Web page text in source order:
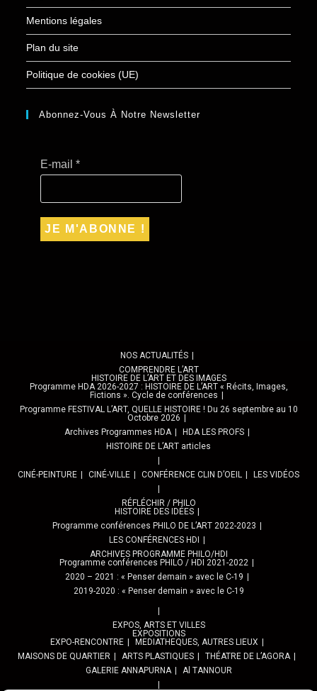
Mentions légales
Plan du site
Politique de cookies (UE)
Abonnez-Vous À Notre Newsletter
E-mail*
NOS ACTUALITÉS
COMPRENDRE L’ART
HISTOIRE DE L’ART ET DES IMAGES
Programme HDA 2026-2027 : HISTOIRE DE L’ART « Récits, Images,
Fictions ». Cycle de conférences
Programme FESTIVAL L’ART, QUELLE HISTOIRE ! Du 26 septembre au 10
Octobre 2026
Archives Programmes HDA
HDA LES PROFS
HISTOIRE DE L’ART articles
CINÉ-PEINTURE CINÉ-VILLE CONFÉRENCE CLIN D’OEIL LES VIDÉOS
RÉFLÉCHIR / PHILO
HISTOIRE DES IDÉES
Programme conférences PHILO DE L’ART 2022-2023
LES CONFÉRENCES HDI
ARCHIVES PROGRAMME PHILO/HDI
Programme conférences PHILO / HDI 2021-2022
2020 – 2021 : « Penser demain » avec le C-19
2019-2020 : « Penser demain » avec le C-19
EXPOS, ARTS ET VILLES
EXPOSITIONS
EXPO-RENCONTRE
MEDIATHEQUES, AUTRES LIEUX
MAISONS DE QUARTIER
ARTS PLASTIQUES
THÉATRE DE L’AGORA
GALERIE ANNAPURNA
Al TANNOUR